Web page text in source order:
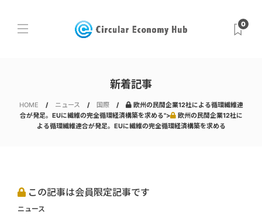
0
新着記事
HOME ニュース 国際
欧州の民間企業12社による循環繊維連
合が発足。EUに繊維の完全循環経済構築を求める">
欧州の民間企業12社に
よる循環繊維連合が発足。EUに繊維の完全循環経済構築を求める
この記事は会員限定記事です
ニュース